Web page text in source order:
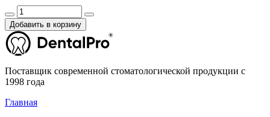
Добавить в корзину
Поставщик современной стоматологической продукции с
1998 года
Главная